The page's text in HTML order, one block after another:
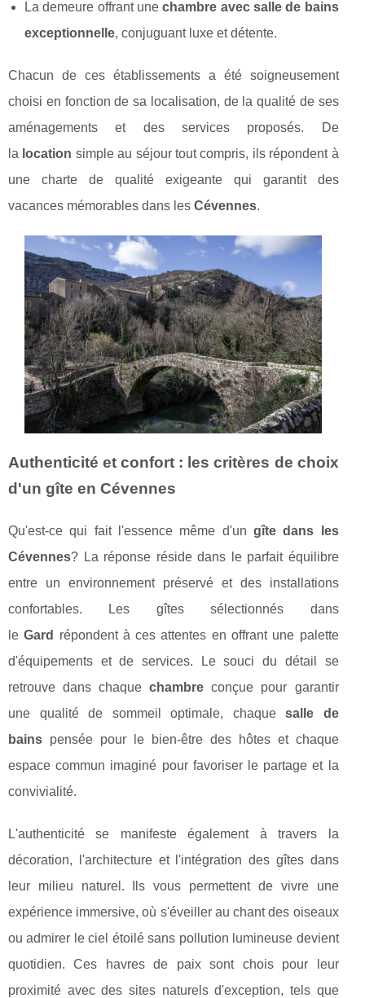
La demeure offrant unechambre avec salle de bains
exceptionnelle, conjuguant luxe et détente.
Chacun de ces établissements a été soigneusement
choisi en fonction de sa localisation, de la qualité de ses
aménagements et des services proposés. De
la location simple au séjour tout compris, ils répondent à
une charte de qualité exigeante qui garantit des
vacances mémorables dans les Cévennes.
Authenticité et confort : les critères de choix
d'un gîte en Cévennes
Qu'est-ce qui fait l'essence même d'un gîte dans les
Cévennes? La réponse réside dans le parfait équilibre
entre un environnement préservé et des installations
confortables. Les gîtes sélectionnés dans
leGard
répondent à ces attentes en offrant une palette
d'équipements et de services. Le souci du détail se
retrouve dans chaquechambre conçue pour garantir
une qualité de sommeil optimale, chaquesalle de
bains pensée pour le bien-être des hôtes et chaque
espace commun imaginé pour favoriser le partage et la
convivialité.
L'authenticité se manifeste également à travers la
décoration, l'architecture et l'intégration des gîtes dans
leur milieu naturel. Ils vous permettent de vivre une
expérience immersive, où s'éveiller au chant des oiseaux
ou admirer le ciel étoilé sans pollution lumineuse devient
quotidien. Ces havres de paix sont chois pour leur
proximité avec des sites naturels d'exception, tels que